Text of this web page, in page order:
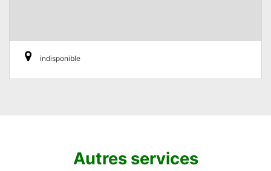
indisponible
Autres services